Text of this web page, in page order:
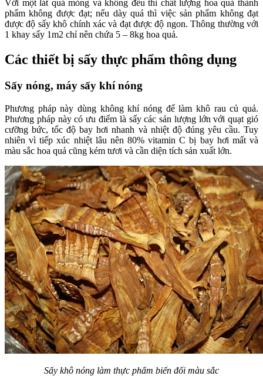
Với một lát quá mỏng và không đều thì chất lượng hoa quả thành
phẩm không được đạt; nếu dày quá thì việc sản phẩm không đạt
được độ sấy khô chính xác và đạt được độ ngon. Thông thường với
1 khay sấy 1m2 chỉ nên chứa 5 – 8kg hoa quả.
Các thiết bị sấy thực phẩm thông dụng
Sấy nóng, máy sấy khí nóng
Phương pháp này dùng không khí nóng để làm khô rau củ quả.
Phương pháp này có ưu điểm là sấy các sản lượng lớn với quạt gió
cưỡng bức, tốc độ bay hơi nhanh và nhiệt độ đúng yêu cầu. Tuy
nhiên vì tiếp xúc nhiệt lâu nên 80% vitamin C bị bay hơi mất và
màu sắc hoa quả cũng kém tươi và cần diện tích sản xuất lớn.
Sấy khô nóng làm thực phẩm biến đổi màu sắc